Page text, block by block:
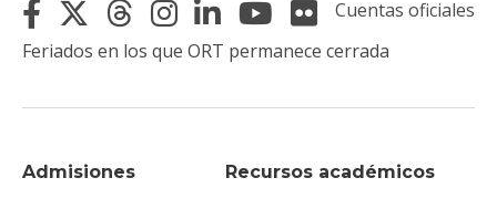
Admisiones Recursos académicos
Cuentas oficiales
Feriados en los que ORT permanece cerrada